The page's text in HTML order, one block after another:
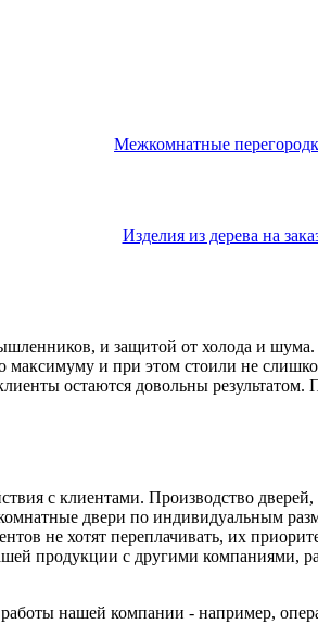
Межкомнатные
Изделия из дерева на
и защитой от холода и шума.
максимуму и при этом стоили не
остаются довольны результатом.
с клиентами. Производство дверей,
двери по индивидуальным
не хотят переплачивать, их
продукции с другими компаниями,
нашей компании - например,